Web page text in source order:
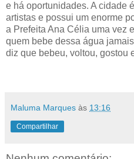
e há oportunidades. A cidade
artistas e possui um enorme
a Prefeita Ana Célia uma vez
quem bebe dessa água
diz que bebeu, voltou, gostou
Maluma Marques às 13:16
Compartilhar